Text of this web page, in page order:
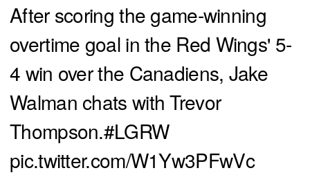
After scoring the game-winning
overtime goal in the Red Wings' 5-
4 win over the Canadiens, Jake
Walman chats with Trevor
Thompson.#LGRW
pic.twitter.com/W1Yw3PFwVc